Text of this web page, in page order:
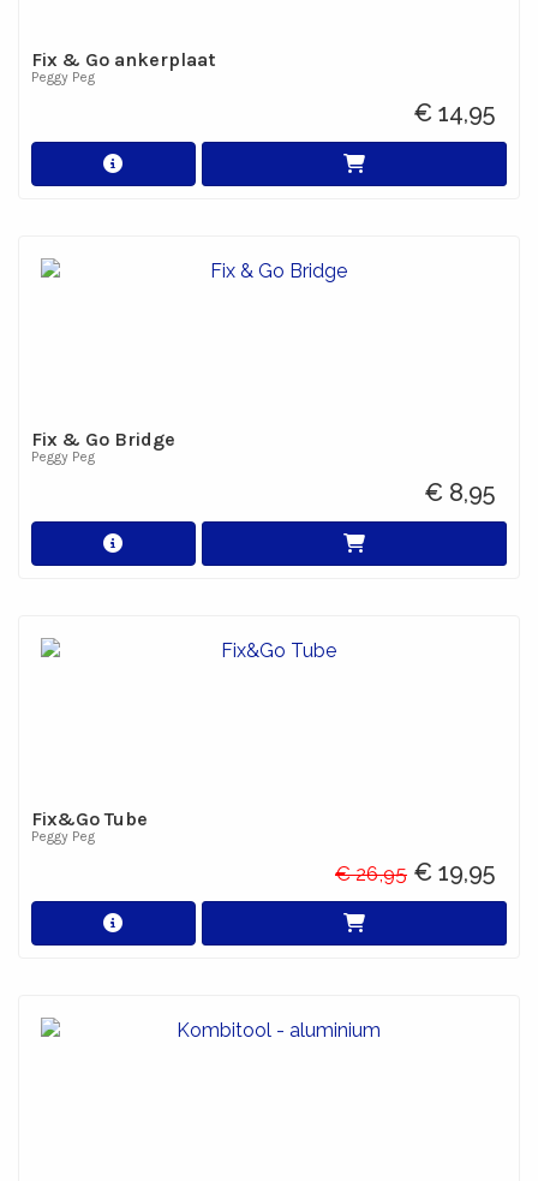
Fix & Go ankerplaat
Peggy Peg
€ 14,95
Fix & Go Bridge
Peggy Peg
€ 8,95
Fix&Go Tube
Peggy Peg
€ 26,95 € 19,95